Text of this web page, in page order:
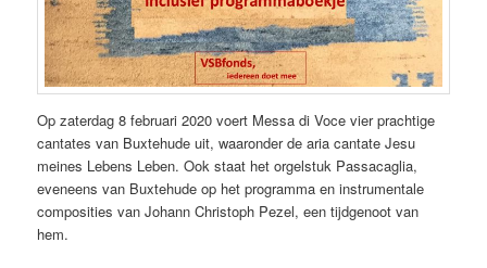
Op zaterdag 8 februari 2020 voert Messa di Voce vier prachtige
cantates van Buxtehude uit, waaronder de aria cantate Jesu
meines Lebens Leben. Ook staat het orgelstuk Passacaglia,
eveneens van Buxtehude op het programma en instrumentale
composities van Johann Christoph Pezel, een tijdgenoot van
hem.